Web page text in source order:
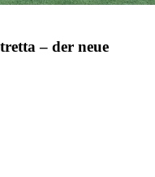
– der neue